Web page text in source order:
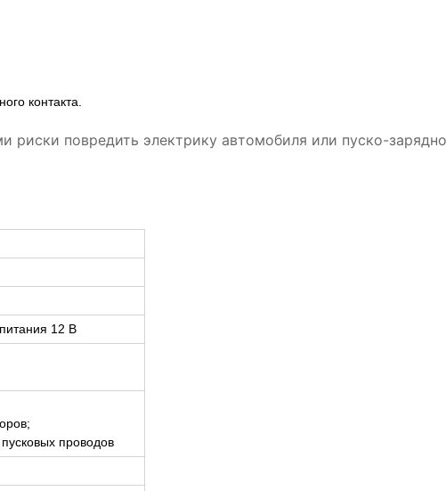
контакта.
повредить электрику автомобиля или пуско-
12 В
проводов